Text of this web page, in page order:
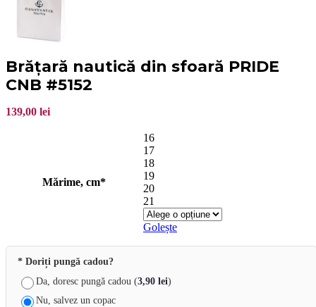
Brățară nautică din sfoară PRIDE
CNB #5152
139,00 lei
Mărime, cm*
16
17
18
19
20
21
Golește
* Doriți pungă cadou?
Da, doresc pungă cadou (3,90 lei)
Nu, salvez un copac